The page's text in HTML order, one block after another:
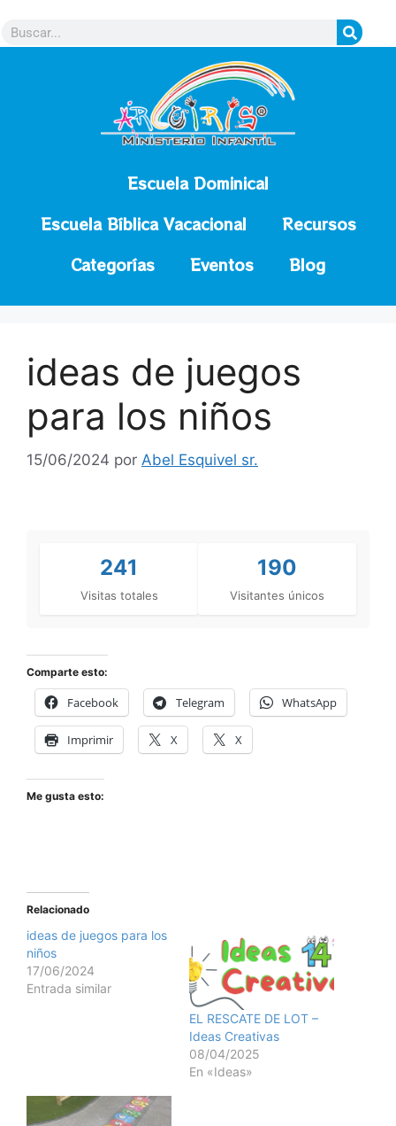
Escuela Dominical
Escuela Bíblica Vacacional
Recursos
Categorías
Eventos Blog
ideas de juegos
para los niños
15/06/2024 por Abel Esquivel sr.
241
Visitas totales
190
Visitantes únicos
Comparte esto:
Facebook Telegram WhatsApp
Imprimir X X
Me gusta esto:
Relacionado
ideas de juegos para los
niños
17/06/2024
Entrada similar
EL RESCATE DE LOT –
Ideas Creativas
08/04/2025
En «Ideas»